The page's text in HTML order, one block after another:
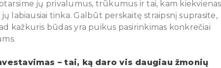
jų privalumus, trūkumus ir tai, kam kiekvienas
jų labiausiai tinka. Galbūt perskaitę straipsnį suprasite,
kažkuris būdas yra puikus pasirinkimas konkrečiai
– tai, ką daro vis daugiau žmonių